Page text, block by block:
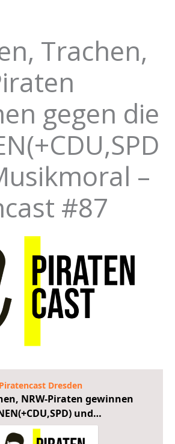
Trachen,
gegen die
–
#87